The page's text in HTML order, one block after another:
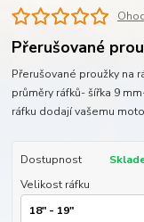
Přerušované
Přerušované proužky na
průměry ráfků- šířka 9
ráfku dodají vašemu
Dostupnost
Velikost ráfku